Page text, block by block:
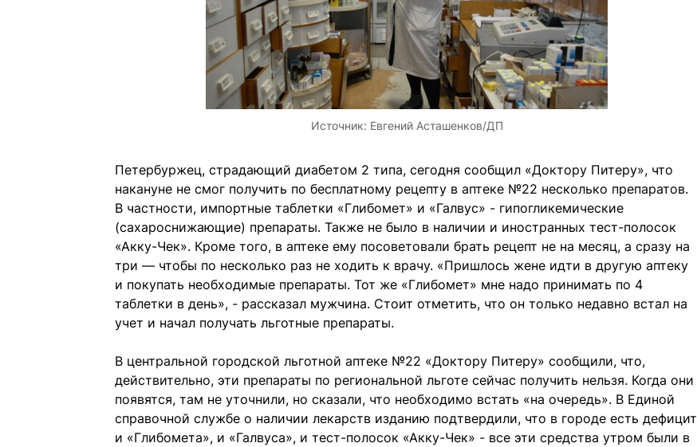
Источник: Евгений Асташенков/ДП
Петербуржец, страдающий диабетом 2 типа, сегодня сообщил «Доктору Питеру», что
накануне не смог получить по бесплатному рецепту в аптеке №22 несколько препаратов.
В частности, импортные таблетки «Глибомет» и «Галвус» - гипогликемические
(сахароснижающие) препараты. Также не было в наличии и иностранных тест-полосок
«Акку-Чек». Кроме того, в аптеке ему посоветовали брать рецепт не на месяц, а сразу на
три — чтобы по несколько раз не ходить к врачу. «Пришлось жене идти в другую аптеку
и покупать необходимые препараты. Тот же «Глибомет» мне надо принимать по 4
таблетки в день», - рассказал мужчина. Стоит отметить, что он только недавно встал на
учет и начал получать льготные препараты.
В центральной городской льготной аптеке №22 «Доктору Питеру» сообщили, что,
действительно, эти препараты по региональной льготе сейчас получить нельзя. Когда они
появятся, там не уточнили, но сказали, что необходимо встать «на очередь». В Единой
справочной службе о наличии лекарств изданию подтвердили, что в городе есть дефицит
и «Глибомета», и «Галвуса», и тест-полосок «Акку-Чек» - все эти средства утром были в